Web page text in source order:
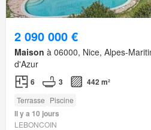
2 090 000 €
Maison à 06000, Nice, Alpes-
d'Azur
6 3 442 m²
Terrasse Piscine
Il y a 10 jours
LEBONCOIN